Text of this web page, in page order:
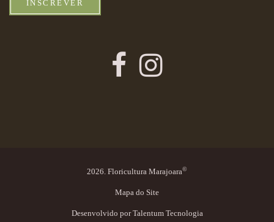
INSCREVER
2026. Floricultura Marajoara©
Mapa do Site
Desenvolvido porTalentum Tecnologia